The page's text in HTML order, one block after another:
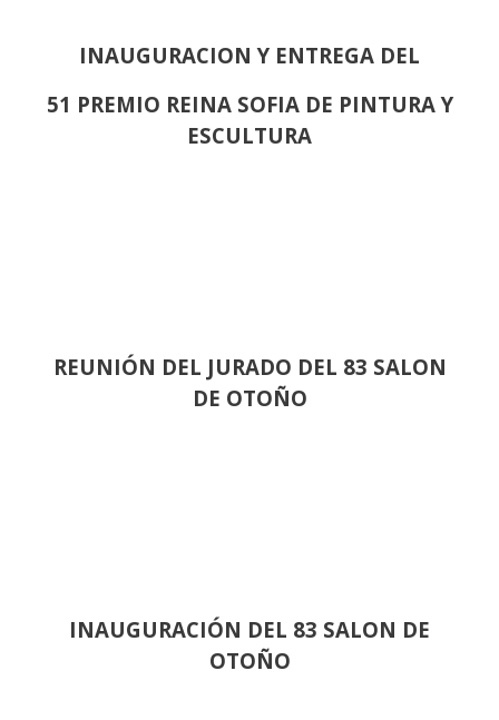
INAUGURACION Y ENTREGA DEL
51 PREMIO REINA SOFIA DE PINTURA Y
ESCULTURA
REUNIÓN DEL JURADO DEL 83 SALON
DE OTOÑO
INAUGURACIÓN DEL 83 SALON DE
OTOÑO